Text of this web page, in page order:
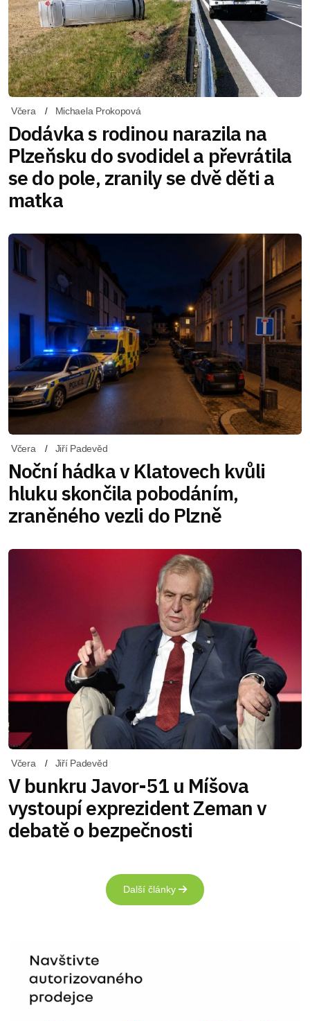
Včera Michaela Prokopová
Dodávka s rodinou narazila na
Plzeňsku do svodidel a převrátila
se do pole, zranily se dvě děti a
matka
Včera Jiří Padevěd
Noční hádka v Klatovech kvůli
hluku skončila pobodáním,
zraněného vezli do Plzně
Včera Jiří Padevěd
V bunkru Javor-51 u Míšova
vystoupí exprezident Zeman v
debatě o bezpečnosti
Další články